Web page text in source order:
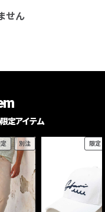
せん
定アイテム
定 別注 限定